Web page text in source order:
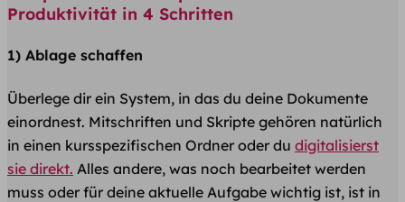
Produktivität in 4 Schritten
1) Ablage schaffen
Überlege dir ein System, in das du deine Dokumente
einordnest. Mitschriften und Skripte gehören natürlich
in einen kursspezifischen Ordner oder du digitalisierst
sie direkt. Alles andere, was noch bearbeitet werden
muss oder für deine aktuelle Aufgabe wichtig ist, ist in